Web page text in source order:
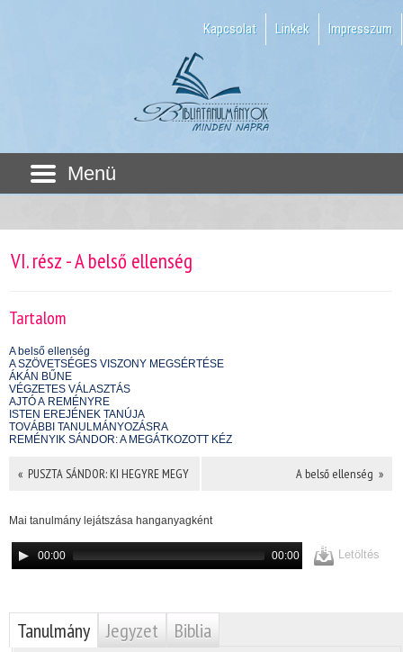
Kapcsolat Linkek Impresszum
Menü
VI. rész - A belső ellenség
Tartalom
A belső ellenség
A SZÖVETSÉGES VISZONY MEGSÉRTÉSE
ÁKÁN BŰNE
VÉGZETES VÁLASZTÁS
AJTÓ A REMÉNYRE
ISTEN EREJÉNEK TANÚJA
TOVÁBBI TANULMÁNYOZÁSRA
REMÉNYIK SÁNDOR: A MEGÁTKOZOTT KÉZ
« PUSZTA SÁNDOR: KI HEGYRE MEGY A belső ellenség »
Mai tanulmány lejátszása hanganyagként
00:00 00:00 Letöltés
Tanulmány Jegyzet Biblia